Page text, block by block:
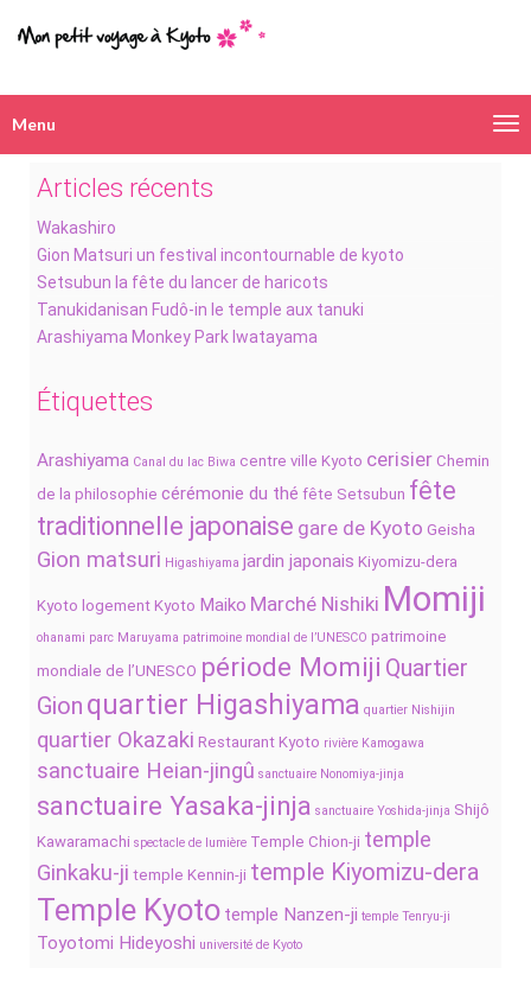
Menu
Articles récents
Wakashiro
Gion Matsuri un festival incontournable de kyoto
Setsubun la fête du lancer de haricots
Tanukidanisan Fudô-in le temple aux tanuki
Arashiyama Monkey Park Iwatayama
Étiquettes
Arashiyama Canal du lac Biwa centre ville Kyoto cerisier Chemin
de la philosophie cérémonie du thé fête Setsubun fête
traditionnelle japonaise gare de Kyoto Geisha
Gion matsuri Higashiyama jardin japonais Kiyomizu-dera
Kyoto logement Kyoto Maiko Marché Nishiki Momiji
ohanami parc Maruyama patrimoine mondial de l’UNESCO patrimoine
mondiale de l’UNESCO période Momiji Quartier
Gion quartier Higashiyama quartier Nishijin
quartier Okazaki Restaurant Kyoto rivière Kamogawa
sanctuaire Heian-jingû sanctuaire Nonomiya-jinja
sanctuaire Yasaka-jinja sanctuaire Yoshida-jinja Shijô
Kawaramachi spectacle de lumière Temple Chion-ji temple
Ginkaku-ji temple Kennin-ji temple Kiyomizu-dera
Temple Kyoto temple Nanzen-ji temple Tenryu-ji
Toyotomi Hideyoshi université de Kyoto